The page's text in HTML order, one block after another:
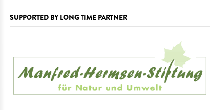
SUPPORTED BY LONG TIME PARTNER